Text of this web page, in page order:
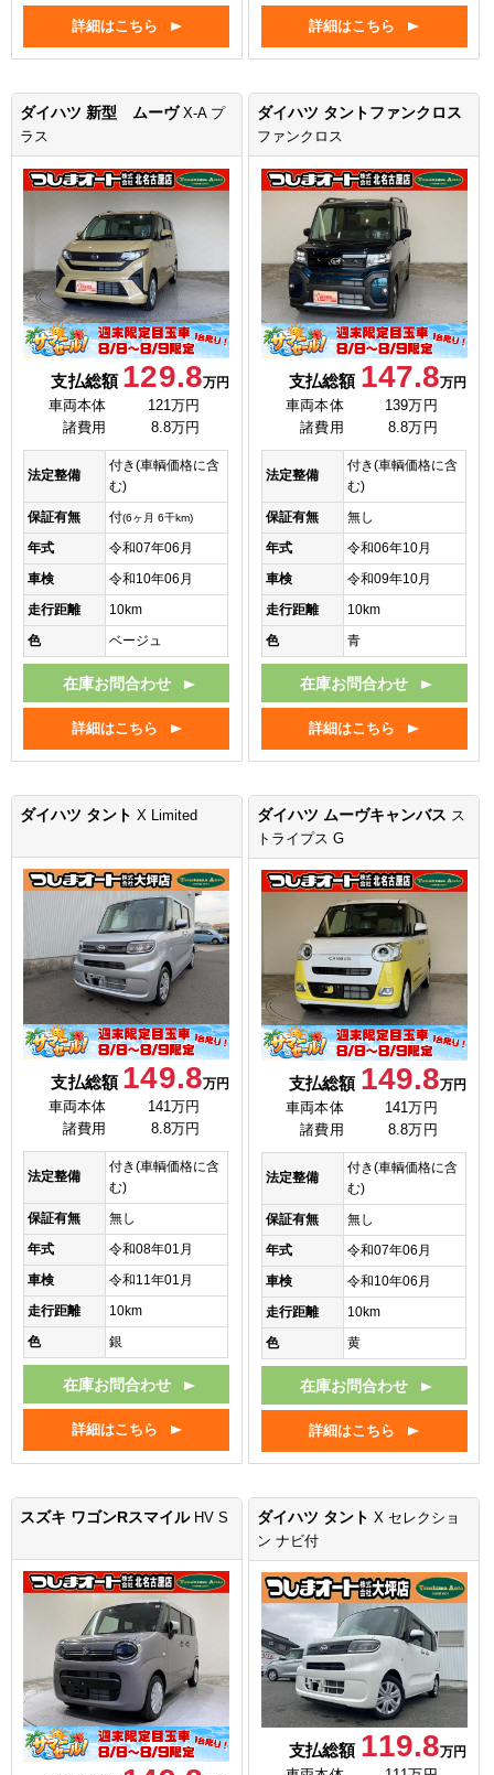
詳細はこちら 詳細はこちら
ダイハツ 新型 ムーヴ X-A プ
ラス
支払総額 129.8万円
車両本体
121万円
諸費用
8.8万円
法定整備
付き(車輌価格に含
む)
保証有無
付(6ヶ月 6千km)
年式
令和07年06月
車検
令和10年06月
走行距離
10km
色
ベージュ
在庫お問合わせ
詳細はこちら
ダイハツ タントファンクロス
ファンクロス
支払総額 147.8万円
車両本体
139万円
諸費用
8.8万円
法定整備
付き(車輌価格に含
む)
保証有無
無し
年式
令和06年10月
車検
令和09年10月
走行距離
10km
色
青
在庫お問合わせ
詳細はこちら
ダイハツ タント X Limited
支払総額 149.8万円
車両本体
141万円
諸費用
8.8万円
法定整備
付き(車輌価格に含
む)
保証有無
無し
年式
令和08年01月
車検
令和11年01月
走行距離
10km
色
銀
在庫お問合わせ
詳細はこちら
ダイハツ ムーヴキャンバス ス
トライプス G
支払総額 149.8万円
車両本体
141万円
諸費用
8.8万円
法定整備
付き(車輌価格に含
む)
保証有無
無し
年式
令和07年06月
車検
令和10年06月
走行距離
10km
色
黄
在庫お問合わせ
詳細はこちら
スズキ ワゴンRスマイル HV S ダイハツ タントX セレクショ
ン ナビ付
支払総額 119.8万円